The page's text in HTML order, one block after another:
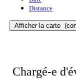
Distance
Afficher la carte
Chargé-e